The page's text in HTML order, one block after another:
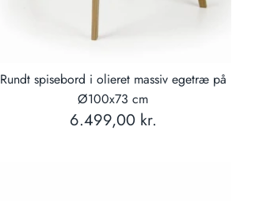
Rundt spisebord i olieret massiv egetræ på
Ø100x73 cm
6.499,00 kr.